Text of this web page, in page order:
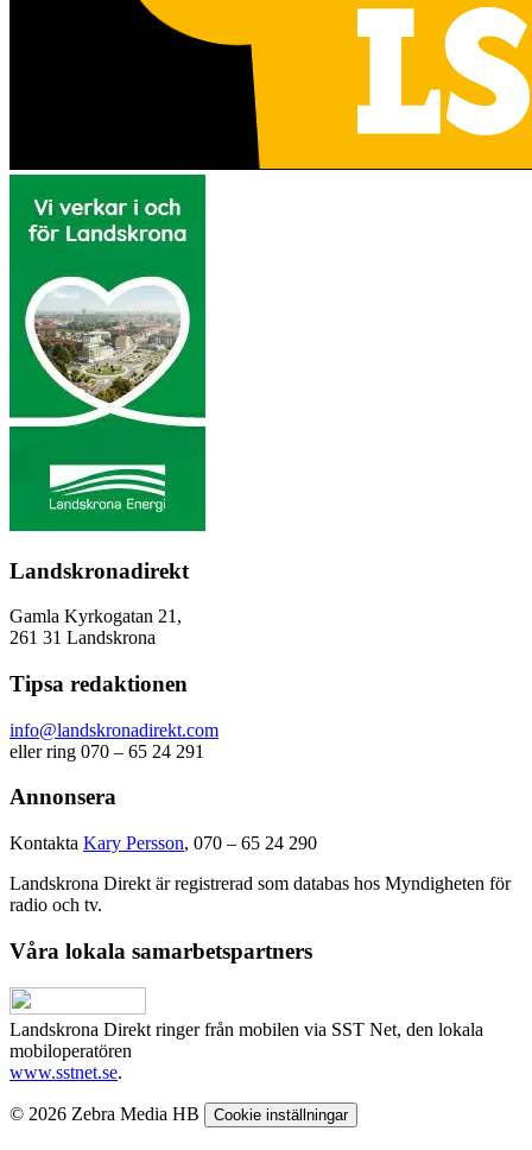
Landskronadirekt
Gamla Kyrkogatan 21,
261 31 Landskrona
Tipsa redaktionen
info@landskronadirekt.com
eller ring 070 – 65 24 291
Annonsera
Kontakta Kary Persson, 070 – 65 24 290
Landskrona Direkt är registrerad som databas hos Myndigheten för
radio och tv.
Våra lokala samarbetspartners
Landskrona Direkt ringer från mobilen via SST Net, den lokala
mobiloperatören
www.sstnet.se.
© 2026 Zebra Media HB Cookie inställningar